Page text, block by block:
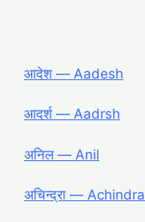
आदेश ― Aadesh
आदर्श ― Aadrsh
अनिल ― Anil
अचिन्द्रा ― Achindra